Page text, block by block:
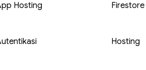
Hosting Firestore
Hosting